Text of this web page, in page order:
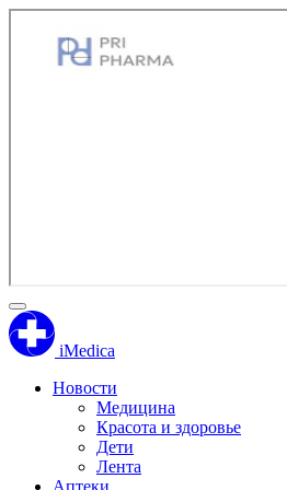
iMedica
Новости
Медицина
Красота и здоровье
Дети
Лента
Аптеки